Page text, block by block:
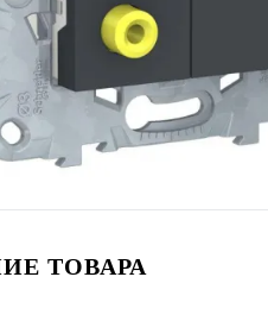
ТОВАРА